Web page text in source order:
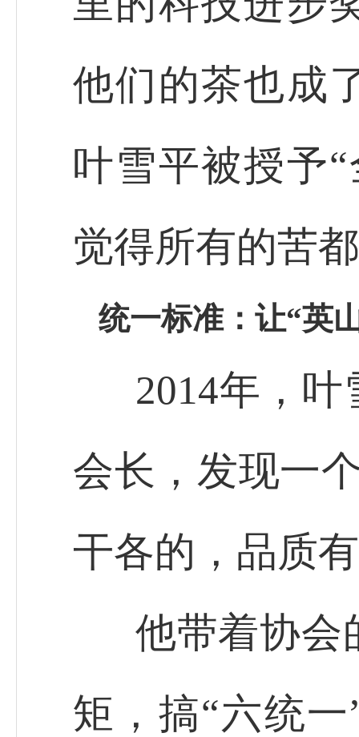
他们的茶也成
叶雪平被授予
觉得所有的苦
统一标准：让“英
2014年，
会长，发现一
干各的，品质
他带着协会
矩，搞“六统